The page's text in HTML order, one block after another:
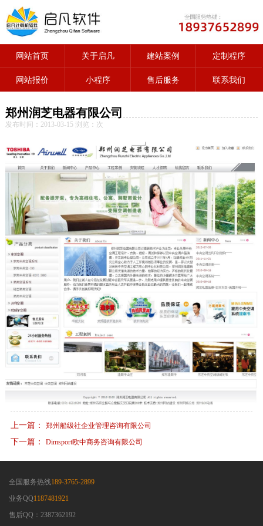
网站首页 关于启凡 建站案例 定制程序
网站报价 小程序 售后服务 联系我们
郑州润芝电器有限公司
发布时间：2013-03-15 浏览： 次
上一篇： 郑州船级社企业管理咨询有限公司
下一篇： Dimsport欧中商务咨询有限公司
全国服务热线189-3765-2899
业务QQ1187481921
售后QQ：2387362192